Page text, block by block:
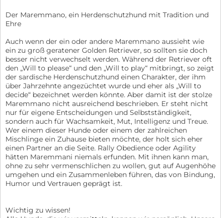
Der Maremmano, ein Herdenschutzhund mit Tradition und
Ehre
Auch wenn der ein oder andere Maremmano aussieht wie
ein zu groß geratener Golden Retriever, so sollten sie doch
besser nicht verwechselt werden. Während der Retriever oft
den „Will to please“ und den „Will to play“ mitbringt, so zeigt
der sardische Herdenschutzhund einen Charakter, der ihm
über Jahrzehnte angezüchtet wurde und eher als „Will to
decide“ bezeichnet werden könnte. Aber damit ist der stolze
Maremmano nicht ausreichend beschrieben. Er steht nicht
nur für eigene Entscheidungen und Selbstständigkeit,
sondern auch für Wachsamkeit, Mut, Intelligenz und Treue.
Wer einem dieser Hunde oder einem der zahlreichen
Mischlinge ein Zuhause bieten möchte, der holt sich eher
einen Partner an die Seite. Rally Obedience oder Agility
hätten Maremmani niemals erfunden. Mit ihnen kann man,
ohne zu sehr vermenschlichen zu wollen, gut auf Augenhöhe
umgehen und ein Zusammenleben führen, das von Bindung,
Humor und Vertrauen geprägt ist.
Wichtig zu wissen!